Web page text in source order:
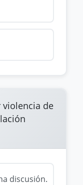
violencia de
discusión.